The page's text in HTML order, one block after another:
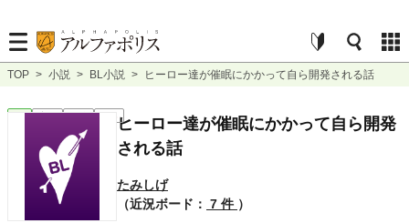
TOP > 小説 > BL小説 > ヒーロー達が催眠にかかって自ら開発される話
BL 完結 短編
ヒーロー達が催眠にかかって自ら開発
される話
たみしげ
（近況ボード： 7 件 ）